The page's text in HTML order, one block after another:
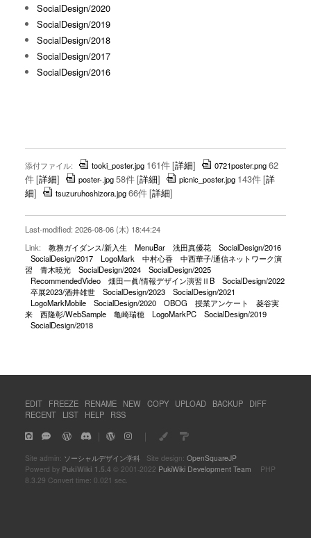
SocialDesign/2020
SocialDesign/2019
SocialDesign/2018
SocialDesign/2017
SocialDesign/2016
添付ファイル: tooki_poster.jpg 161件[詳細] 0721poster.png62
件[詳細] poster-.jpg58件[詳細] picnic_poster.jpg 143件[詳
細] tsuzuruhoshizora.jpg66件[詳細]
Last-modified: 2026-08-06 (木) 18:44:24
Link:
教務ガイダンス/新入生 MenuBar 浅田真優花
SocialDesign/2016
SocialDesign/2017
LogoMark 中村心香
中西華子/通信ネットワーク演
習
青木暁光 SocialDesign/2024
SocialDesign/2025
RecommendedVideo
畑田一眞/情報デザイン演習ⅡB
SocialDesign/2022
卒展2023/酒井雄世
SocialDesign/2023
SocialDesign/2021
LogoMarkMobile
SocialDesign/2020 OBOG 授業アンケート
菱谷実
来
西隆彰/WebSample 亀崎瑞穂 LogoMarkPC
SocialDesign/2019
SocialDesign/2018
EDIT FREEZE RENAME NEW COPY UPLOAD BACKUP
DIFF
RECENT
LIST HELP RSS
｜ ｜
Site admin: ソーシャルデザイン学科Site design: OpenSquareJP
Powerd by PukiWiki 1.5.4 © 2001-2022 PukiWiki Development Team PHP
8.3.29 Convert time: 0.021 sec.